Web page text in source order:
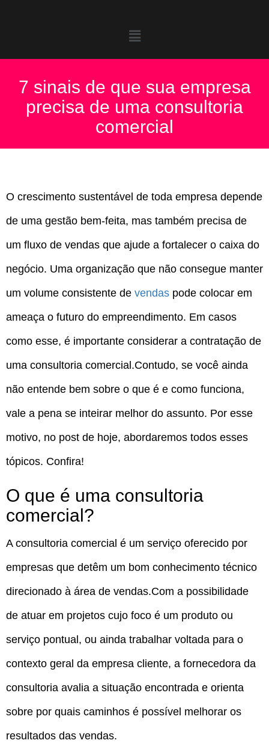
7 sinais de que sua empresa
precisa de uma consultoria
comercial
O crescimento sustentável de toda empresa depende
de uma gestão bem-feita, mas também precisa de
um fluxo de vendas que ajude a fortalecer o caixa do
negócio. Uma organização que não consegue manter
um volume consistente de vendas pode colocar em
ameaça o futuro do empreendimento. Em casos
como esse, é importante considerar a contratação de
uma consultoria comercial.Contudo, se você ainda
não entende bem sobre o que é e como funciona,
vale a pena se inteirar melhor do assunto. Por esse
motivo, no post de hoje, abordaremos todos esses
tópicos. Confira!
O que é uma consultoria
comercial?
A consultoria comercial é um serviço oferecido por
empresas que detêm um bom conhecimento técnico
direcionado à área de vendas.Com a possibilidade
de atuar em projetos cujo foco é um produto ou
serviço pontual, ou ainda trabalhar voltada para o
contexto geral da empresa cliente, a fornecedora da
consultoria avalia a situação encontrada e orienta
sobre por quais caminhos é possível melhorar os
resultados das vendas.